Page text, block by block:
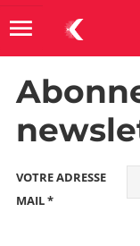
menu
Communauté →
VOTRE ADRESSE
MAIL *